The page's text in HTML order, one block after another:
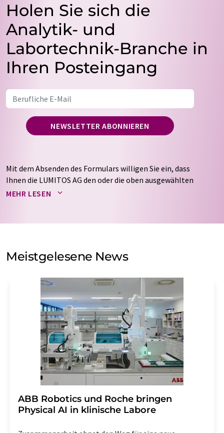
Holen Sie sich die
Analytik- und
Labortechnik-Branche in
Ihren Posteingang
NEWSLETTER ABONNIEREN
Mit dem Absenden des Formulars willigen Sie ein, dass
Ihnen die LUMITOS AG den oder die oben ausgewählten
Newsletter per E-Mail zusendet. Ihre Daten werden
auf Basis unsererDatenschutzerklärung. LUMITOS darf
Meinungsforschung per E-Mail kontaktieren. Ihre
Einwilligung können Sie jederzeit ohne Angabe von
Str. 2, 12489 Berlin oder per E-Mail unter
widerruf@lumitos.commit Wirkung für die Zukunft
widerrufen. Zudem ist in jeder E-Mail ein Link zur
Abbestellung des entsprechenden Newsletters
enthalten.
MEHR LESEN
Meistgelesene News
​​​​​​​ABB Robotics und Roche bringen
Physical AI in klinische Labore